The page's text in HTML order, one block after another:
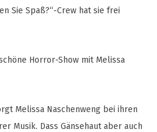
Sie Spaß?“-Crew hat sie frei
Horror-Show mit Melissa
Melissa Naschenweng bei ihren
Musik. Dass Gänsehaut aber auch